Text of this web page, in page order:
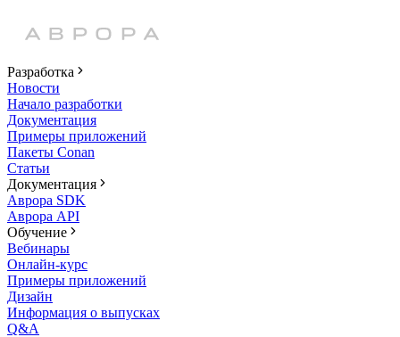
Разработка
Новости
Начало разработки
Документация
Примеры приложений
Пакеты Conan
Статьи
Документация
Аврора SDK
Аврора API
Обучение
Вебинары
Онлайн-курс
Примеры приложений
Дизайн
Информация о выпусках
Q&A